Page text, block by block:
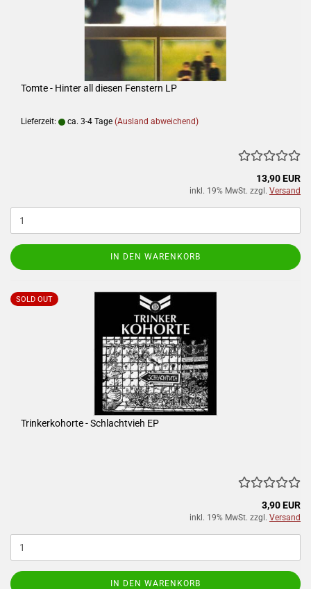
Tomte - Hinter all diesen Fenstern LP
Lieferzeit: ca. 3-4 Tage (Ausland abweichend)
13,90 EUR
inkl. 19% MwSt. zzgl. Versand
IN DEN WARENKORB
SOLD OUT
Trinkerkohorte - Schlachtvieh EP
3,90 EUR
inkl. 19% MwSt. zzgl. Versand
IN DEN WARENKORB